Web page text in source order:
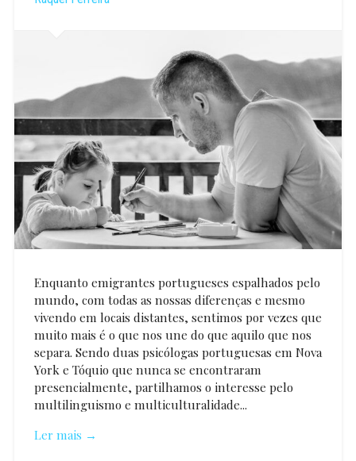
Enquanto emigrantes portugueses espalhados pelo
mundo, com todas as nossas diferenças e mesmo
vivendo em locais distantes, sentimos por vezes que
muito mais é o que nos une do que aquilo que nos
separa. Sendo duas psicólogas portuguesas em Nova
York e Tóquio que nunca se encontraram
presencialmente, partilhamos o interesse pelo
multilinguismo e multiculturalidade...
Ler mais →